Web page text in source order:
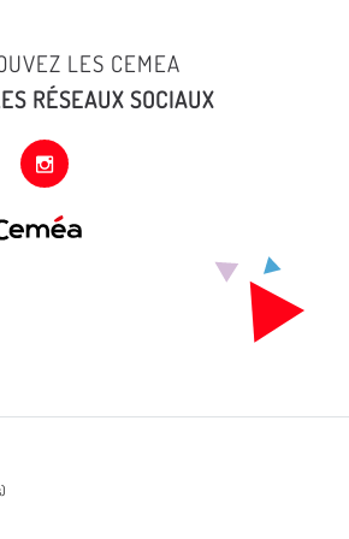
LES CEMEA
RÉSEAUX SOCIAUX
instagram